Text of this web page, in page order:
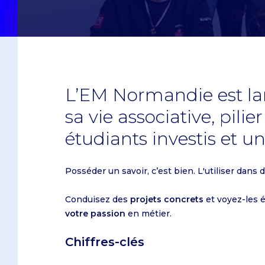
Logistique et Supply Chain
Management
Programmes pour étudiants
Programmes pour les
Doubles diplômes
Programme Erasmus +
Le Havre
Paris
Sur le campus de Paris
Sur le campus de Dublin
Après le Bac
Après un Bac+2
Obtenir un Bac +5
IBBA
Le Havre
Paris
L’EM Normandie est
sa vie associative,
étudiants investis et
Posséder un savoir, c’est bien. L'utiliser dans
Conduisez des projets concrets et voyez-les
votre passion en métier.
Chiffres-clés